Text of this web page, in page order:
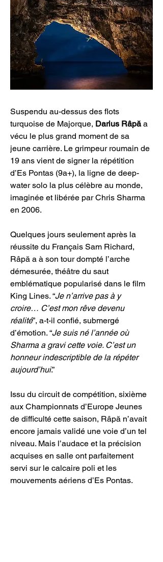
Suspendu au-dessus des flots
turquoise de Majorque, Darius Râpă a
vécu le plus grand moment de sa
jeune carrière. Le grimpeur roumain de
19 ans vient de signer la répétition
d’Es Pontas (9a+), la ligne de deep-
water solo la plus célèbre au monde,
imaginée et libérée par Chris Sharma
en 2006.
Quelques jours seulement après la
réussite du Français Sam Richard,
Râpă a à son tour dompté l’arche
démesurée, théâtre du saut
emblématique popularisé dans le film
King Lines. “Je n’arrive pas à y
croire… C’est mon rêve devenu
réalité”, a-t-il confié, submergé
d’émotion. “Je suis né l’année où
Sharma a gravi cette voie. C’est un
honneur indescriptible de la répéter
aujourd’hui.”
Issu du circuit de compétition, sixième
aux Championnats d’Europe Jeunes
de difficulté cette saison, Râpă n’avait
encore jamais validé une voie d’un tel
niveau. Mais l’audace et la précision
acquises en salle ont parfaitement
servi sur le calcaire poli et les
mouvements aériens d’Es Pontas.